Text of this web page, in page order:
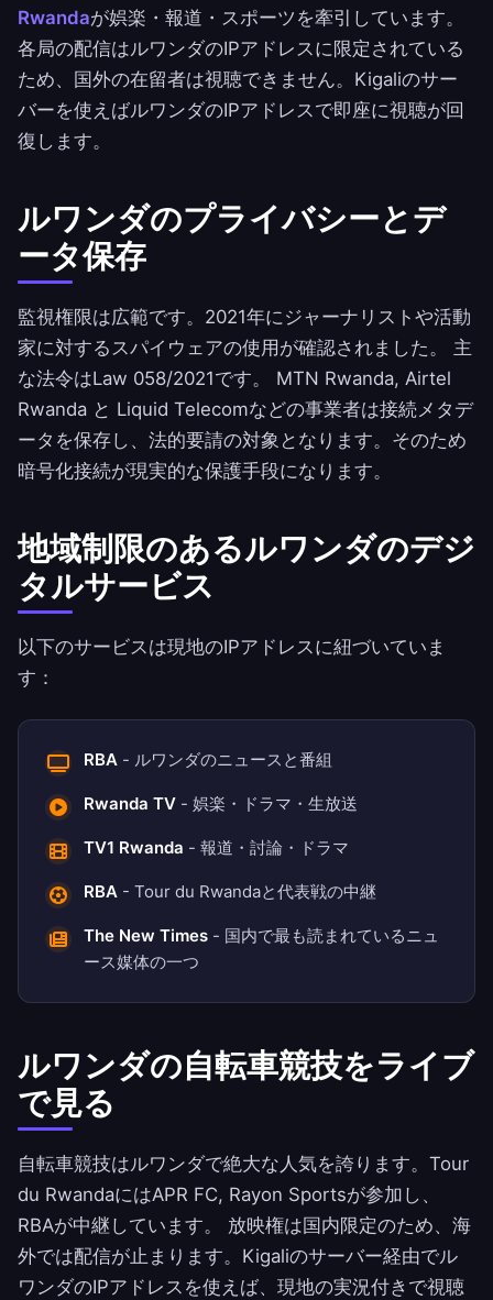
Rwandaが娯楽・報道・スポーツを牽引しています。
各局の配信はルワンダのIPアドレスに限定されている
ため、国外の在留者は視聴できません。Kigaliのサー
バーを使えばルワンダのIPアドレスで即座に視聴が回
復します。
ルワンダのプライバシーとデ
ータ保存
監視権限は広範です。2021年にジャーナリストや活動
家に対するスパイウェアの使用が確認されました。 主
な法令はLaw 058/2021です。 MTN Rwanda, Airtel
Rwanda と Liquid Telecomなどの事業者は接続メタデ
ータを保存し、法的要請の対象となります。そのため
暗号化接続が現実的な保護手段になります。
地域制限のあるルワンダのデジ
タルサービス
以下のサービスは現地のIPアドレスに紐づいていま
す：
RBA - ルワンダのニュースと番組
Rwanda TV - 娯楽・ドラマ・生放送
TV1 Rwanda - 報道・討論・ドラマ
RBA - Tour du Rwandaと代表戦の中継
The New Times - 国内で最も読まれているニュ
ース媒体の一つ
ルワンダの自転車競技をライブ
で見る
自転車競技はルワンダで絶大な人気を誇ります。Tour
du RwandaにはAPR FC, Rayon Sportsが参加し、
RBAが中継しています。 放映権は国内限定のため、海
外では配信が止まります。Kigaliのサーバー経由でル
ワンダのIPアドレスを使えば、現地の実況付きで視聴